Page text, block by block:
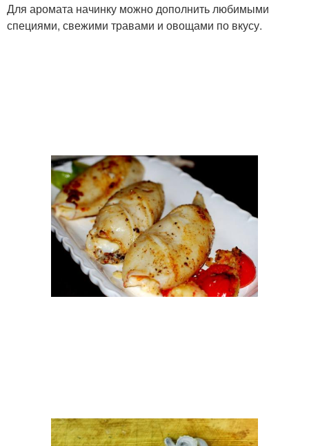
Для аромата начинку можно дополнить любимыми
специями, свежими травами и овощами по вкусу.